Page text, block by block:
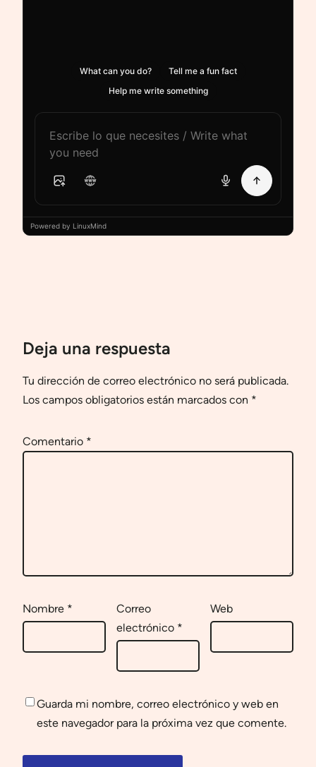
What can you do?
Tell me a fun fact
Help me write something
Powered by LinuxMind
Deja una respuesta
Tu dirección de correo electrónico no será publicada.
Los campos obligatorios están marcados con *
Comentario *
Nombre *
Correo
electrónico *
Web
Guarda mi nombre, correo electrónico y web en
este navegador para la próxima vez que comente.